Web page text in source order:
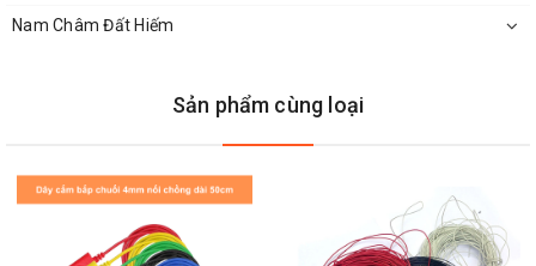
Nam Châm Đất Hiếm
Sản phẩm cùng loại